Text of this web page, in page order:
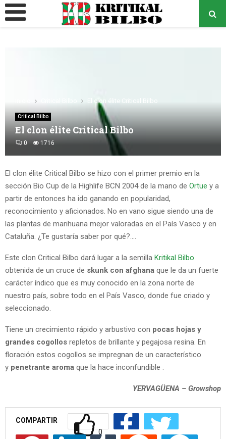
MENÚ
El clon élite Critical Bilbo
Critical Bilbo
El clon élite Critical Bilbo
0 1716
El clon élite Critical Bilbo se hizo con el primer premio en la
sección Bio Cup de la Highlife BCN 2004 de la mano de Ortue y a
partir de entonces ha ido ganando en popularidad,
reconocimiento y aficionados. No en vano sigue siendo una de
las plantas de marihuana mejor valoradas en el País Vasco y en
Cataluña. ¿Te gustaría saber por qué?….
Este clon Critical Bilbo dará lugar a la semilla Kritikal Bilbo
obtenida de un cruce de skunk con afghana que le da un fuerte
carácter índico que es muy conocido en la zona norte de
nuestro país, sobre todo en el País Vasco, donde fue criado y
seleccionado.
Tiene un crecimiento rápido y arbustivo con pocas hojas y
grandes cogollos repletos de brillante y pegajosa resina. En
floración estos cogollos se impregnan de un característico
y penetrante aroma que la hace inconfundible .
YERVAGÜENA – Growshop
COMPARTIR
0